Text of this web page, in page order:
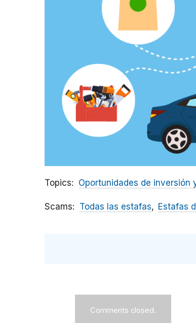
Topics Oportunidades de inversión
Scams Todas las estafas Estafas
Comments closed.